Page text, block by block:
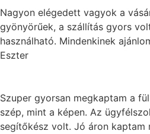
Nagyon elégedett vagyok a
gyönyörűek, a szállítás gyors
használható. Mindenkinek
Eszter
Szuper gyorsan megkaptam a
szép, mint a képen. Az
segítőkész volt. Jó áron kaptam